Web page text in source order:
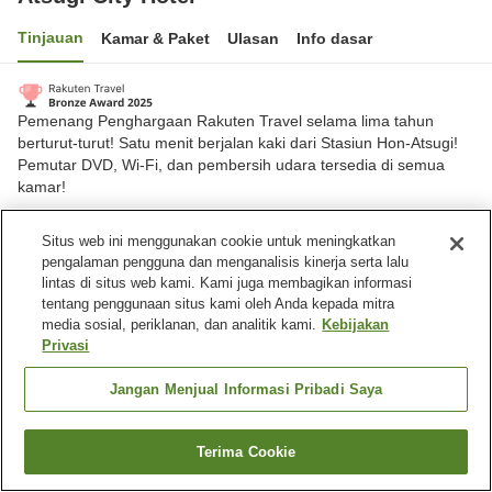
Tinjauan Kamar & Paket Ulasan Info dasar
Pemenang Penghargaan Rakuten Travel selama lima tahun
berturut-turut! Satu menit berjalan kaki dari Stasiun Hon-Atsugi!
Pemutar DVD, Wi-Fi, dan pembersih udara tersedia di semua
kamar!
Lihat di peta
Sangat baik Ulasan:489
Fasilitas properti
Tempat parkir
Laundry berbayar
Kanagawa Kota Atsugi
Cari kamar
Situs web ini menggunakan cookie untuk meningkatkan
pengalaman pengguna dan menganalisis kinerja serta lalu
lintas di situs web kami. Kami juga membagikan informasi
tentang penggunaan situs kami oleh Anda kepada mitra
media sosial, periklanan, dan analitik kami. Kebijakan
Privasi
Jangan Menjual Informasi Pribadi Saya
Terima Cookie